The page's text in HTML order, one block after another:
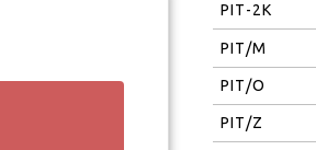
PIT-2K
PIT/M
PIT/O
PIT/Z